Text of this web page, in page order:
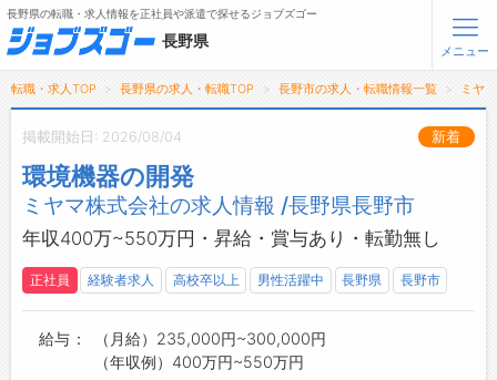
メニュー
トップ
タップで簡単に求人を探す
【初めての方へ】
長野県の求人検索で選ばれる理由
長野県の転職・求人情報を正社員や派遣で探せるジョブズゴー
長野県
メニュー
転職・求人TOP 長野県の求人・転職TOP 長野市の求人・転職情報一覧 ミヤ
掲載開始日: 2026/08/04 新着
環境機器の開発
ミヤマ株式会社の求人情報 /長野県長野市
年収400万~550万円・昇給・賞与あり・転勤無し
正社員 経験者求人 高校卒以上 男性活躍中 長野県 長野市
給与
（月給）235,000円~300,000円
（年収例）400万円~550万円